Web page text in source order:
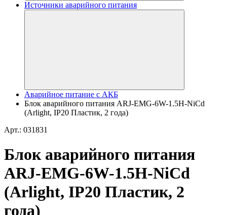
Источники аварийного питания
Аварийное питание с АКБ
Блок аварийного питания ARJ-EMG-6W-1.5H-NiCd
(Arlight, IP20 Пластик, 2 года)
Арт.: 031831
Блок аварийного питания
ARJ-EMG-6W-1.5H-NiCd
(Arlight, IP20 Пластик, 2
года)